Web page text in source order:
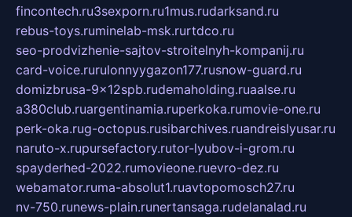
fincontech.ru3sexporn.ru1mus.rudarksand.ru
rebus-toys.ruminelab-msk.rurtdco.ru
seo-prodvizhenie-sajtov-stroitelnyh-kompanij.ru
card-voice.rurulonnyygazon177.rusnow-guard.ru
domizbrusa-9x12spb.rudemaholding.ruaalse.ru
a380club.ruargentinamia.ruperkoka.rumovie-one.ru
perk-oka.rug-octopus.rusibarchives.ruandreislyusar.ru
naruto-x.rupursefactory.rutor-lyubov-i-grom.ru
spayderhed-2022.rumovieone.ruevro-dez.ru
webamator.ruma-absolut1.ruavtopomosch27.ru
nv-750.runews-plain.runertansaga.rudelanalad.ru